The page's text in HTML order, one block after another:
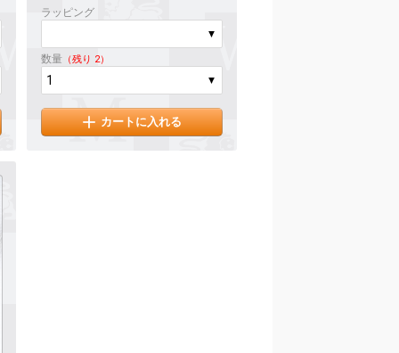
ラッピング
数量 （残り 2）
カートに入れる